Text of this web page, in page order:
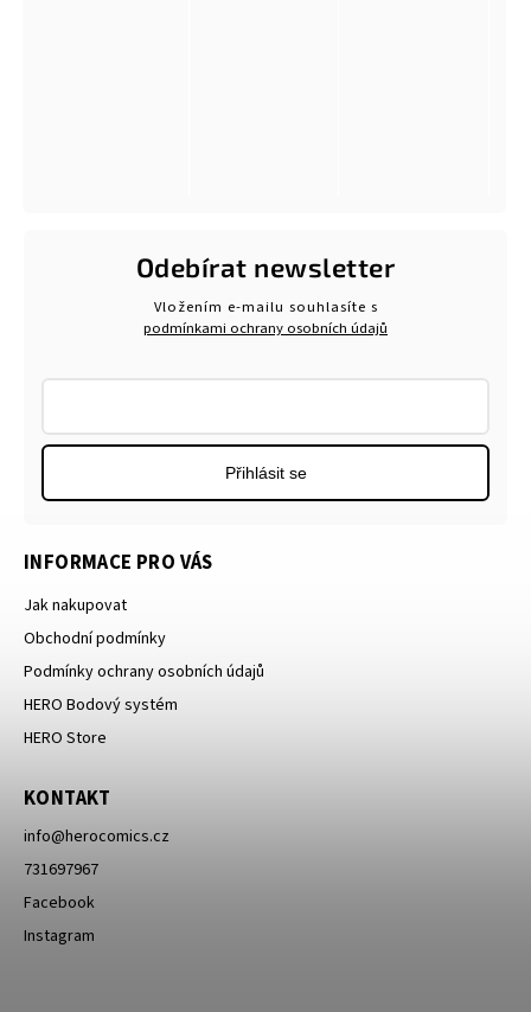
INFORMACE PRO VÁS
Jak nakupovat
Obchodní podmínky
Podmínky ochrany osobních údajů
HERO Bodový systém
HERO Store
KONTAKT
info@herocomics.cz
731697967
Facebook
Instagram
Odebírat newsletter
Vložením e-mailu souhlasíte s
podmínkami ochrany osobních údajů
Přihlásit se